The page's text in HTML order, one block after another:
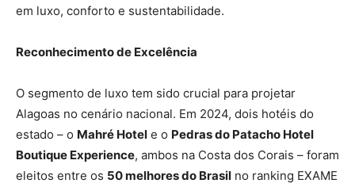
em luxo, conforto e sustentabilidade.
Reconhecimento de Excelência
O segmento de luxo tem sido crucial para projetar
Alagoas no cenário nacional. Em 2024, dois hotéis do
estado – o Mahré Hotel e o Pedras do Patacho Hotel
Boutique Experience, ambos na Costa dos Corais – foram
eleitos entre os 50 melhores do Brasil no ranking EXAME